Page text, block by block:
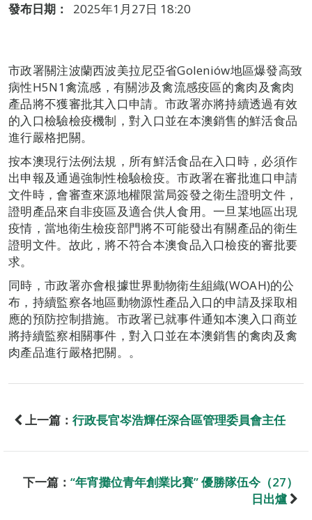
發布日期：
2025年1月27日 18:20
市政署關注波蘭西波美拉尼亞省Goleniów地區爆發高致
病性H5N1禽流感，有關涉及禽流感疫區的禽肉及禽肉
產品將不獲審批其入口申請。市政署亦將持續透過有效
的入口檢驗檢疫機制，對入口並在本澳銷售的鮮活食品
進行嚴格把關。
按本澳現行法例法規，所有鮮活食品在入口時，必須作
出申報及通過強制性檢驗檢疫。市政署在審批進口申請
文件時，會審查來源地權限當局簽發之衛生證明文件，
證明產品來自非疫區及適合供人食用。一旦某地區出現
疫情，當地衛生檢疫部門將不可能發出有關產品的衛生
證明文件。故此，將不符合本澳食品入口檢疫的審批要
求。
同時，市政署亦會根據世界動物衛生組織(WOAH)的公
布，持續監察各地區動物源性產品入口的申請及採取相
應的預防控制措施。市政署已就事件通知本澳入口商並
將持續監察相關事件，對入口並在本澳銷售的禽肉及禽
肉產品進行嚴格把關。。
上一篇： 行政長官岑浩輝任深合區管理委員會主任
下一篇： “年宵攤位青年創業比賽” 優勝隊伍今（27）
日出爐